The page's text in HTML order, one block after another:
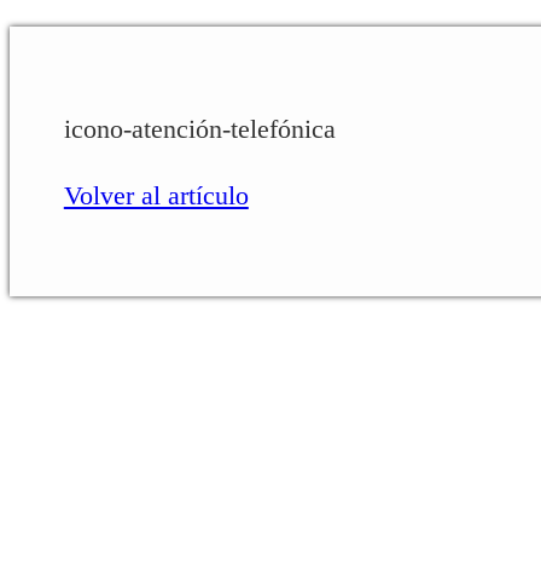
icono-atención-telefónica
Volver al artículo